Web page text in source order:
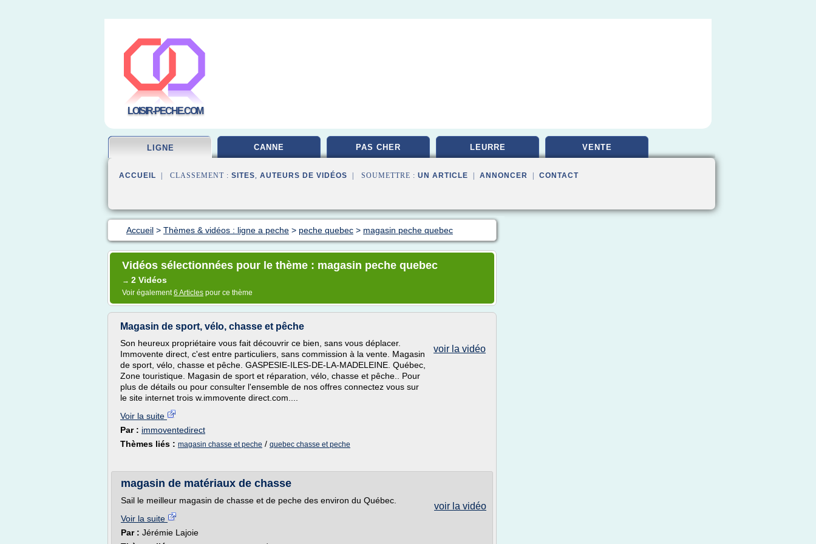
LOISIR-PECHE.COM
LIGNE CANNE PAS CHER LEURRE VENTE
ACCUEIL | CLASSEMENT : SITES, AUTEURS DE VIDÉOS | SOUMETTRE : UN ARTICLE ANNONCER CONTACT
Accueil > Thèmes & vidéos : ligne a peche > peche quebec > magasin peche quebec
Vidéos sélectionnées pour le thème : magasin peche quebec
→ 2 Vidéos
Voir également6 Articles pour ce thème
Magasin de sport, vélo, chasse et pêche
voir la vidéo
Son heureux propriétaire vous fait découvrir ce bien, sans vous déplacer.
Immovente direct, c'est entre particuliers, sans commission à la vente. Magasin
de sport, vélo, chasse et pêche. GASPESIE-ILES-DE-LA-MADELEINE. Québec,
Zone touristique. Magasin de sport et réparation, vélo, chasse et pêche.. Pour
plus de détails ou pour consulter l'ensemble de nos offres connectez vous sur
le site internet trois w.immovente direct.com....
Voir la suite
Par : immoventedirect
Thèmes liés : magasin chasse et peche / quebec chasse et peche
magasin de matériaux de chasse
voir la vidéo
Sail le meilleur magasin de chasse et de peche des environ du Québec.
Voir la suite
Par : Jérémie Lajoie